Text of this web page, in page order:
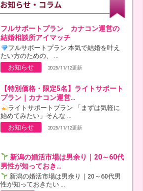
フルサポートプラン カナコン運営の
結婚相談所アイマッチ
フルサポートプラン 本気で結婚を叶え
たい方のための、 ...
お知らせ
2025/11/12更新
【特別価格・限定5名】ライトサポート
プラン｜カナコン運営…
ライトサポートプラン 「まずは気軽に
始めてみたい」そんな ...
お知らせ
2025/11/12更新
新潟の婚活市場は男余り｜20～60代
男性が知っておき…
新潟の婚活市場は男余り｜20～60代男
性が知っておきたい ...